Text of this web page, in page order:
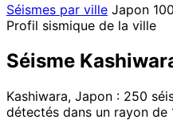
Séismes par ville Japon
Profil sismique de la ville
Séisme
Kashiwara, Japon : 250
détectés dans un rayon de